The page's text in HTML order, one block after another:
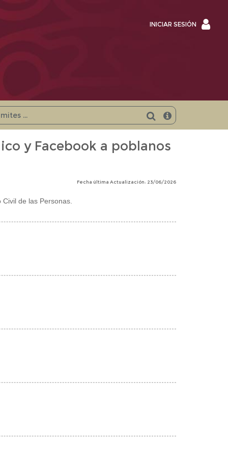
INICIAR SESIÓN
y Facebook a poblanos
Fecha última Actualización: 23/06/2026
de las Personas.